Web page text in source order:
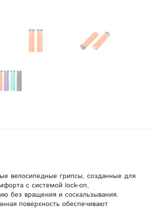
велосипедные грипсы, созданные для
с системой lock-on,
без вращения и соскальзывания.
поверхность обеспечивают